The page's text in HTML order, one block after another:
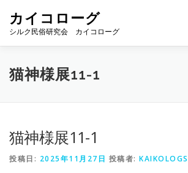
カイコローグ
シルク民俗研究会 カイコローグ
カイコローグの歩み
猫神様展11-1
猫神様展11-1
投稿日: 2025年11月27日 投稿者: KAIKOLOGS